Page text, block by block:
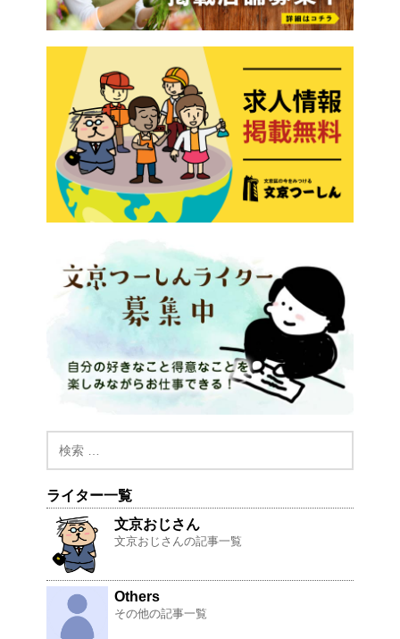
ライター一覧
文京おじさん
文京おじさんの記事一覧
Others
その他の記事一覧